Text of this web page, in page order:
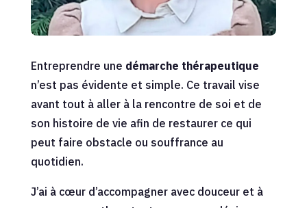
Entreprendre une démarche thérapeutique
n’est pas évidente et simple. Ce travail vise
avant tout à aller à la rencontre de soi et de
son histoire de vie afin de restaurer ce qui
peut faire obstacle ou souffrance au
quotidien.
J’ai à cœur d’accompagner avec douceur et à